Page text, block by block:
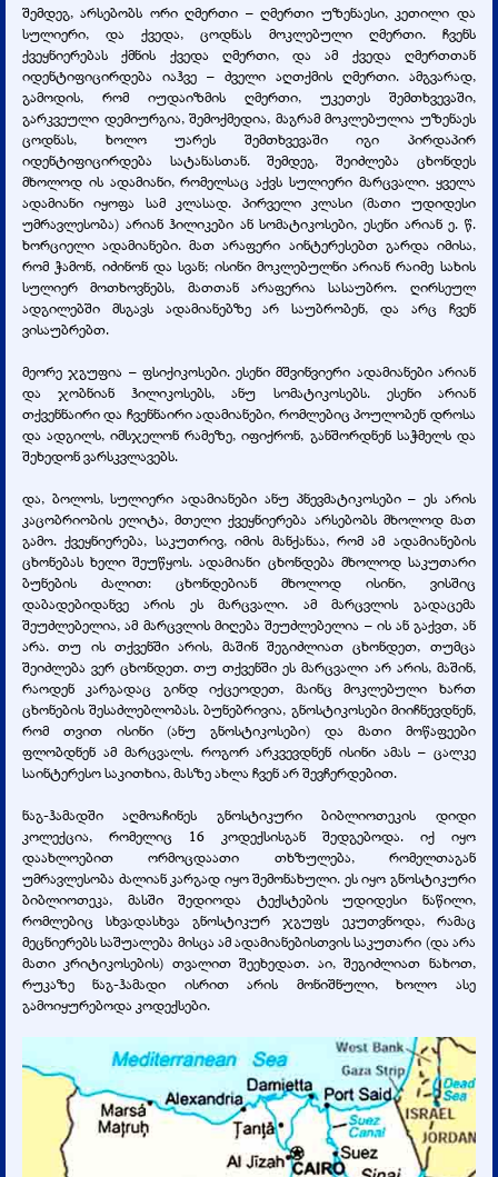
შემდეგ, არსებობს ორი ღმერთი – ღმერთი უზენაესი, კეთილი და
სულიერი, და ქვედა, ცოდნას მოკლებული ღმერთი. ჩვენს
ქვეყნიერებას ქმნის ქვედა ღმერთი, და ამ ქვედა ღმერთთან
იდენტიფიცირდება იაჰვე – ძველი აღთქმის ღმერთი. ამგვარად,
გამოდის, რომ იუდაიზმის ღმერთი, უკეთეს შემთხვევაში,
გარკვეული დემიურგია, შემოქმედია, მაგრამ მოკლებულია უზენაეს
ცოდნას, ხოლო უარეს შემთხვევაში იგი პირდაპირ
იდენტიფიცირდება სატანასთან. შემდეგ, შეიძლება ცხონდეს
მხოლოდ ის ადამიანი, რომელსაც აქვს სულიერი მარცვალი. ყველა
ადამიანი იყოფა სამ კლასად. პირველი კლასი (მათი უდიდესი
უმრავლესობა) არიან ჰილიკები ან სომატიკოსები, ესენი არიან ე. წ.
ხორციელი ადამიანები. მათ არაფერი აინტერესებთ გარდა იმისა,
რომ ჭამონ, იძინონ და სვან; ისინი მოკლებულნი არიან რაიმე სახის
სულიერ მოთხოვნებს, მათთან არაფერია სასაუბრო. ღირსეულ
ადგილებში მსგავს ადამიანებზე არ საუბრობენ, და არც ჩვენ
ვისაუბრებთ.
მეორე ჯგუფია – ფსიქიკოსები. ესენი მშვინვიერი ადამიანები არიან
და ჯობნიან ჰილიკოსებს, ანუ სომატიკოსებს. ესენი არიან
თქვენნაირი და ჩვენნაირი ადამიანები, რომლებიც პოულობენ დროსა
და ადგილს, იმსჯელონ რამეზე, იფიქრონ, განშორდნენ საჭმელს და
შეხედონ ვარსკვლავებს.
და, ბოლოს, სულიერი ადამიანები ანუ პნევმატიკოსები – ეს არის
კაცობრიობის ელიტა, მთელი ქვეყნიერება არსებობს მხოლოდ მათ
გამო. ქვეყნიერება, საკუთრივ, იმის მანქანაა, რომ ამ ადამიანების
ცხონებას ხელი შეუწყოს. ადამიანი ცხონდება მხოლოდ საკუთარი
ბუნების ძალით: ცხონდებიან მხოლოდ ისინი, ვისშიც
დაბადებიდანვე არის ეს მარცვალი. ამ მარცვლის გადაცემა
შეუძლებელია, ამ მარცვლის მიღება შეუძლებელია – ის ან გაქვთ, ან
არა. თუ ის თქვენში არის, მაშინ შეგიძლიათ ცხონდეთ, თუმცა
შეიძლება ვერ ცხონდეთ. თუ თქვენში ეს მარცვალი არ არის, მაშინ,
რაოდენ კარგადაც გინდ იქცეოდეთ, მაინც მოკლებული ხართ
ცხონების შესაძლებლობას. ბუნებრივია, გნოსტიკოსები მიიჩნევდნენ,
რომ თვით ისინი (ანუ გნოსტიკოსები) და მათი მოწაფეები
ფლობდნენ ამ მარცვალს. როგორ არკვევდნენ ისინი ამას – ცალკე
საინტერესო საკითხია, მასზე ახლა ჩვენ არ შევჩერდებით.
ნაგ-ჰამადში აღმოაჩინეს გნოსტიკური ბიბლიოთეკის დიდი
კოლექცია, რომელიც 16 კოდექსისგან შედგებოდა. იქ იყო
დაახლოებით ორმოცდაათი თხზულება, რომელთაგან
უმრავლესობა ძალიან კარგად იყო შემონახული. ეს იყო გნოსტიკური
ბიბლიოთეკა, მასში შედიოდა ტექსტების უდიდესი ნაწილი,
რომლებიც სხვადასხვა გნოსტიკურ ჯგუფს ეკუთვნოდა, რამაც
მეცნიერებს საშუალება მისცა ამ ადამიანებისთვის საკუთარი (და არა
მათი კრიტიკოსების) თვალით შეეხედათ. აი, შეგიძლიათ ნახოთ,
რუკაზე ნაგ-ჰამადი ისრით არის მონიშნული, ხოლო ასე
გამოიყურებოდა კოდექსები.